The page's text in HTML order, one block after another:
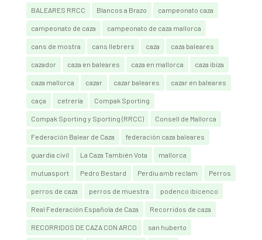
BALEARES RRCC Blancos a Brazo campeonato caza
campeonato de caza campeonato de caza mallorca
cans de mostra cans llebrers caza caza baleares
cazador caza en baleares caza en mallorca caza ibiza
caza mallorca cazar cazar baleares cazar en baleares
caça cetrería Compak Sporting
Compak Sporting y Sporting (RRCC) Consell de Mallorca
Federación Balear de Caza federación caza baleares
guardia civil La Caza También Vota mallorca
mutuasport Pedro Bestard Perdiu amb reclam Perros
perros de caza perros de muestra podenco ibicenco
Real Federación Española de Caza Recorridos de caza
RECORRIDOS DE CAZA CON ARCO san huberto